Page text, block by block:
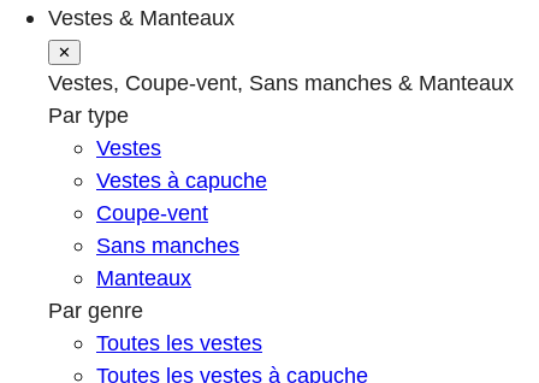
Vestes & Manteaux
✕
Vestes, Coupe-vent, Sans manches & Manteaux
Par type
Vestes
Vestes à capuche
Coupe-vent
Sans manches
Manteaux
Par genre
Toutes les vestes
Toutes les vestes à capuche